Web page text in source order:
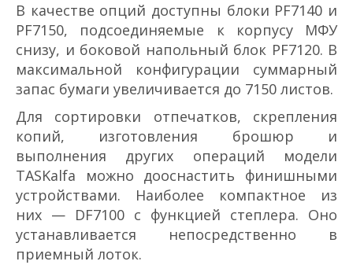
В качестве опций доступны блоки PF­7140 и
PF­7150, подсоединяемые к корпусу МФУ
снизу, и боковой напольный блок PF­7120. В
максимальной конфигурации суммарный
запас бумаги увеличивается до 7150 листов.
Для сортировки отпечатков, скрепления
копий, изготовления брошюр и
выполнения других операций модели
TASKalfa можно дооснастить финишными
устройствами. Наиболее компактное из
них — DF­7100 с функцией степлера. Оно
устанавливается непосредственно в
приемный лоток.